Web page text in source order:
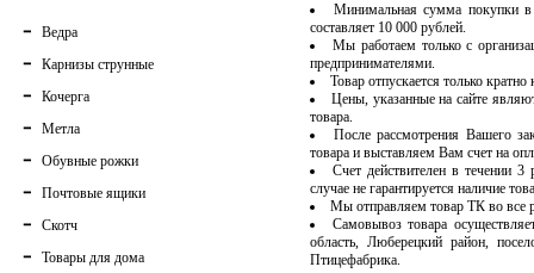
Ведра
Карнизы струнные
Кочерга
Метла
Обувные рожки
Почтовые ящики
Скотч
Товары для дома
Минимальная сумма покупки в
составляет 10 000 рублей.
Мы работаем только с
предпринимателями.
Товар отпускается только
Цены, указанные на сайте
товара.
После рассмотрения Вашего
товара и выставляем Вам счет на
Счет действителен в течении
случае не гарантируется наличие
Мы отправляем товар ТК во
Самовывоз товара
область, Люберецкий район,
Птицефабрика.